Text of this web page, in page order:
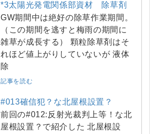
*3太陽光発電関係部資材 除草剤
GW期間中は絶好の除草作業期間。
（この期間を逃すと梅雨の期間に
雑草が成長する） 顆粒除草剤はそ
れほど値上がりしていないが 液体
除
記事を読む
#013確信犯？な北屋根設置？
前回の#012:反射光裁判上等！な北
屋根設置？で紹介した 北屋根設